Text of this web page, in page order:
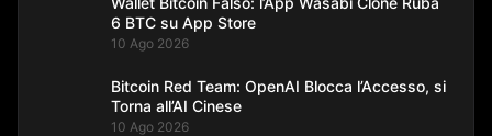
6 BTC su App Store
10 Ago 2026
Bitcoin Red Team: OpenAI Blocca l’Accesso, si
Torna all’AI Cinese
10 Ago 2026